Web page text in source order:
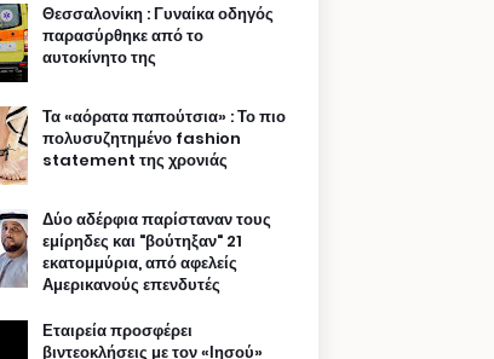
Θεσσαλονίκη : Γυναίκα οδηγός
παρασύρθηκε από το
αυτοκίνητο της
Τα «αόρατα παπούτσια» : Το πιο
πολυσυζητημένο fashion
statement της χρονιάς
Δύο αδέρφια παρίσταναν τους
εμίρηδες και "βούτηξαν" 21
εκατομμύρια, από αφελείς
Αμερικανούς επενδυτές
Εταιρεία προσφέρει
βιντεοκλήσεις με τον «Ιησού»